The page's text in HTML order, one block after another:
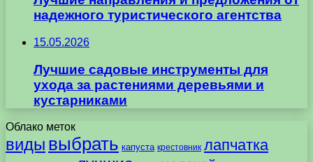
надежного туристического агентства
15.05.2026
Лучшие садовые инструменты для
ухода за растениями деревьями и
кустарниками
Облако меток
виды выбрать капуста крестовник лапчатка